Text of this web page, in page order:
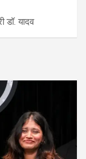
डॉ. यादव